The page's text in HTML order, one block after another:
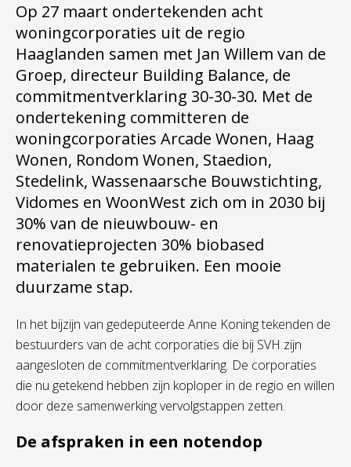
Op 27 maart ondertekenden acht
woningcorporaties uit de regio
Haaglanden samen met Jan Willem van de
Groep, directeur Building Balance, de
commitmentverklaring 30-30-30. Met de
ondertekening committeren de
woningcorporaties Arcade Wonen, Haag
Wonen, Rondom Wonen, Staedion,
Stedelink, Wassenaarsche Bouwstichting,
Vidomes en WoonWest zich om in 2030 bij
30% van de nieuwbouw- en
renovatieprojecten 30% biobased
materialen te gebruiken. Een mooie
duurzame stap.
In het bijzijn van gedeputeerde Anne Koning tekenden de
bestuurders van de acht corporaties die bij SVH zijn
aangesloten de commitmentverklaring. De corporaties
die nu getekend hebben zijn koploper in de regio en willen
door deze samenwerking vervolgstappen zetten.
De afspraken in een notendop